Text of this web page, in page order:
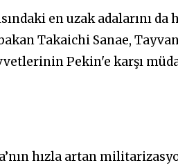
en uzak adalarını da
Takaichi Sanae,
Pekin'e karşı
hızla artan